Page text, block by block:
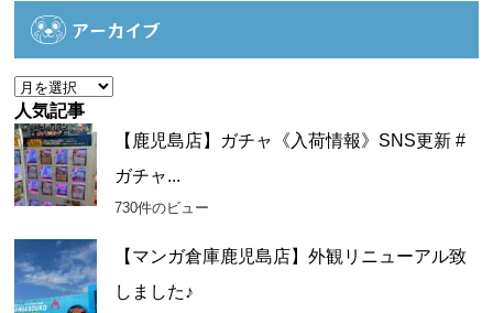
アーカイブ
ア
ー
カ
イ
ブ
人気記事
【鹿児島店】ガチャ《入荷情報》SNS更新 #
ガチャ...
730件のビュー
【マンガ倉庫鹿児島店】外観リニューアル致
しました♪